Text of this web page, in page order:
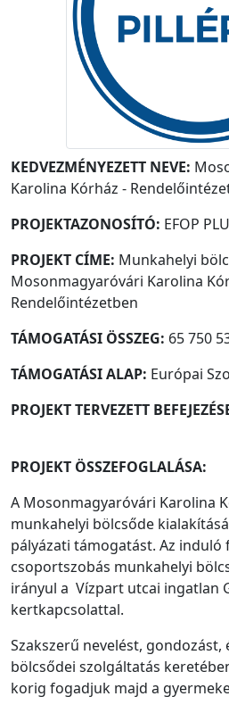
KEDVEZMÉNYEZETT NEVE:
Karolina Kórház -
PROJEKTAZONOSÍTÓ: EFOP
PROJEKT CÍME: Munkahelyi
Mosonmagyaróvári Karolina
Rendelőintézetben
TÁMOGATÁSI ÖSSZEG: 65 750
TÁMOGATÁSI ALAP: Európai
PROJEKT TERVEZETT
PROJEKT ÖSSZEFOGLALÁSA:
A Mosonmagyaróvári Karolina
munkahelyi bölcsőde
pályázati támogatást. Az induló
csoportszobás munkahelyi
irányul a Vízpart utcai ingatlan
kertkapcsolattal.
Szakszerű nevelést, gondozást,
bölcsődei szolgáltatás
korig fogadjuk majd a